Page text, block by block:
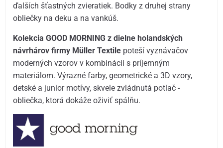
ďalších šťastných zvieratiek. Bodky z druhej strany
obliečky na deku a na vankúš.
Kolekcia GOOD MORNING z dielne holandských
návrhárov firmy Müller Textile poteší vyznávačov
moderných vzorov v kombinácii s príjemným
materiálom. Výrazné farby, geometrické a 3D vzory,
detské a junior motívy, skvele zvládnutá potlač -
obliečka, ktorá dokáže oživiť spálňu.